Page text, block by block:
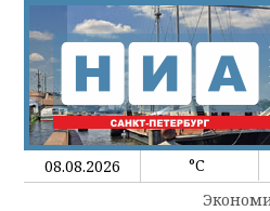
08.08.2026 °C